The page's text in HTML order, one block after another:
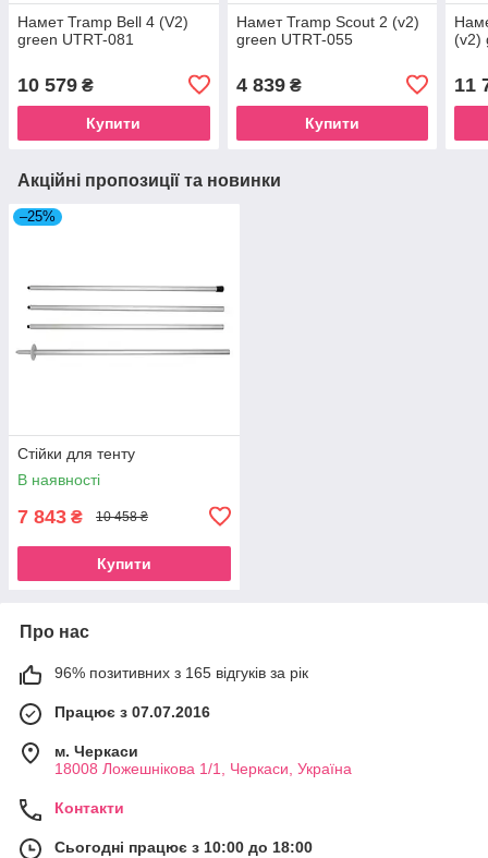
Намет Tramp Bell 4 (V2)
green UTRT-081
10 579 ₴
Купити
Намет Tramp Scout 2 (v2)
green UTRT-055
4 839₴
Купити
(v2)
11
Акційні пропозиції та новинки
–25%
Стійки для тенту
В наявності
7 843 ₴ 10 458 ₴
Купити
Про нас
96% позитивних з 165 відгуків за рік
Працює з 07.07.2016
м. Черкаси
18008 Ложешнікова 1/1, Черкаси, Україна
Контакти
Сьогодні працює з 10:00 до 18:00